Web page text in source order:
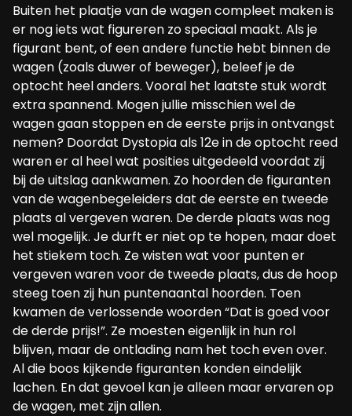
Buiten het plaatje van de wagen compleet maken is
er nog iets wat figureren zo speciaal maakt. Als je
figurant bent, of een andere functie hebt binnen de
wagen (zoals duwer of beweger), beleef je de
optocht heel anders. Vooral het laatste stuk wordt
extra spannend. Mogen jullie misschien wel de
wagen gaan stoppen en de eerste prijs in ontvangst
nemen? Doordat Dystopia als 12e in de optocht reed
waren er al heel wat posities uitgedeeld voordat zij
bij de uitslag aankwamen. Zo hoorden de figuranten
van de wagenbegeleiders dat de eerste en tweede
plaats al vergeven waren. De derde plaats was nog
wel mogelijk. Je durft er niet op te hopen, maar doet
het stiekem toch. Ze wisten wat voor punten er
vergeven waren voor de tweede plaats, dus de hoop
steeg toen zij hun puntenaantal hoorden. Toen
kwamen de verlossende woorden “Dat is goed voor
de derde prijs!”. Ze moesten eigenlijk in hun rol
blijven, maar de ontlading nam het toch even over.
Al die boos kijkende figuranten konden eindelijk
lachen. En dat gevoel kan je alleen maar ervaren op
de wagen, met zijn allen.